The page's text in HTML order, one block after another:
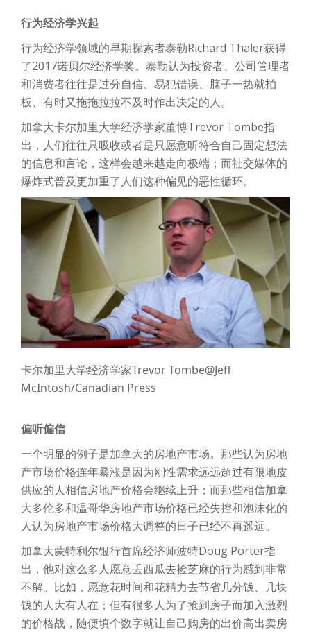
行为经济学兴起
行为经济学领域的早期探索者泰勒Richard Thaler获得
了2017诺贝尔经济学奖。泰勒认为投资者、公司管理者
和消费者往往是过分自信、易犯错误、脑子一热就拍
板、有时又拖拖拉拉不及时作出决定的人。
加拿大卡尔加里大学经济学家董博Trevor Tombe指
出，人们往往只吸收或者是只愿意听符合自己固定想法
的信息和言论，这样会越来越走向极端；而社交媒体的
爆炸式普及更加重了人们这种偏见的恶性循环。
卡尔加里大学经济学家Trevor Tombe@Jeff
McIntosh/Canadian Press
偏听偏信
一个明显的例子是加拿大的房地产市场。那些认为房地
产市场价格连年暴涨是因为刚性需求远远超过有限地皮
供应的人相信房地产价格会继续上升；而那些相信加拿
大多伦多和温哥华房地产市场价格已经失控和泡沫化的
人认为房地产市场价格大调整的日子已经不再遥远。
加拿大蒙特利尔银行首席经济师波特Doug Porter指
出，他对这么多人愿意丢西瓜去捡芝麻的行为感到非常
不解。比如，愿意花时间和花精力去节省几分钱、几块
钱的人大有人在；但有很多人为了抢到房子而加入激烈
的价格战，随便填个数字就让自己购房的出价高出卖房